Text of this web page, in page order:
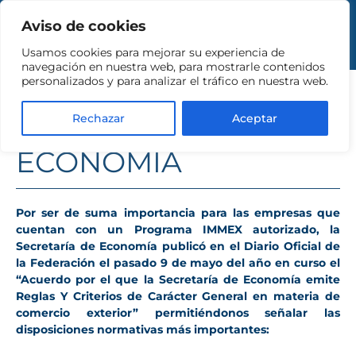
Aviso de cookies
Usamos cookies para mejorar su experiencia de
navegación en nuestra web, para mostrarle contenidos
personalizados y para analizar el tráfico en nuestra web.
Rechazar Aceptar
FACILIDADES IMMEX
NUEVAS REGLAS DE
ECONOMÍA
Por ser de suma importancia para las empresas que
cuentan con un Programa IMMEXautorizado, la
Secretaría de Economía publicó en el Diario Oficial de
la Federación el pasado 9 de mayo del año en curso el
“Acuerdo por el que la Secretaría de Economía emite
Reglas Y Criterios de Carácter General en materia de
comercio exterior” permitiéndonos señalar las
disposiciones normativas más importantes: